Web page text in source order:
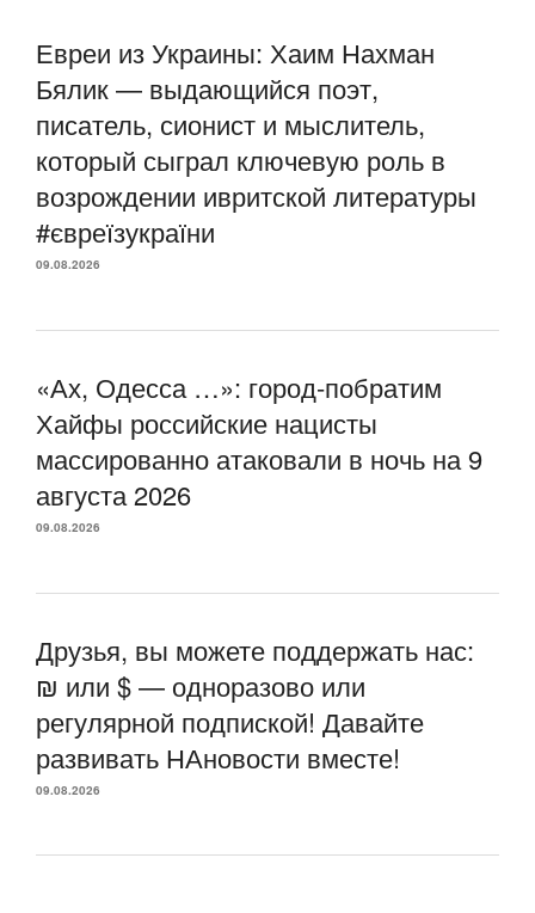
Евреи из Украины: Хаим Нахман
Бялик — выдающийся поэт,
писатель, сионист и мыслитель,
который сыграл ключевую роль в
возрождении ивритской литературы
#євреїзукраїни
09.08.2026
«Ах, Одесса …»: город-побратим
Хайфы российские нацисты
массированно атаковали в ночь на 9
августа 2026
09.08.2026
Друзья, вы можете поддержать нас:
₪ или $ — одноразово или
регулярной подпиской! Давайте
развивать НАновости вместе!
09.08.2026